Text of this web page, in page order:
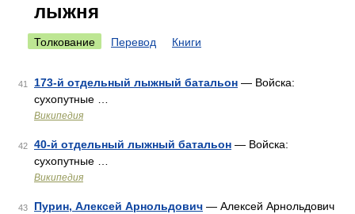
лыжня
Толкование Перевод Книги
41 173-й отдельный лыжный батальон — Войска:
сухопутные …
Википедия
42 40-й отдельный лыжный батальон — Войска:
сухопутные …
Википедия
43 Пурин, Алексей Арнольдович — Алексей Арнольдович